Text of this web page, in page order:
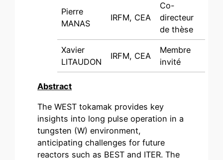
Pierre
MANAS
IRFM, CEA
Co-
directeur
de thèse
Xavier
LITAUDON
IRFM, CEA
Membre
invité
Abstract
The WEST tokamak provides key
insights into long pulse operation in a
tungsten (W) environment,
anticipating challenges for future
reactors such as BEST and ITER. The